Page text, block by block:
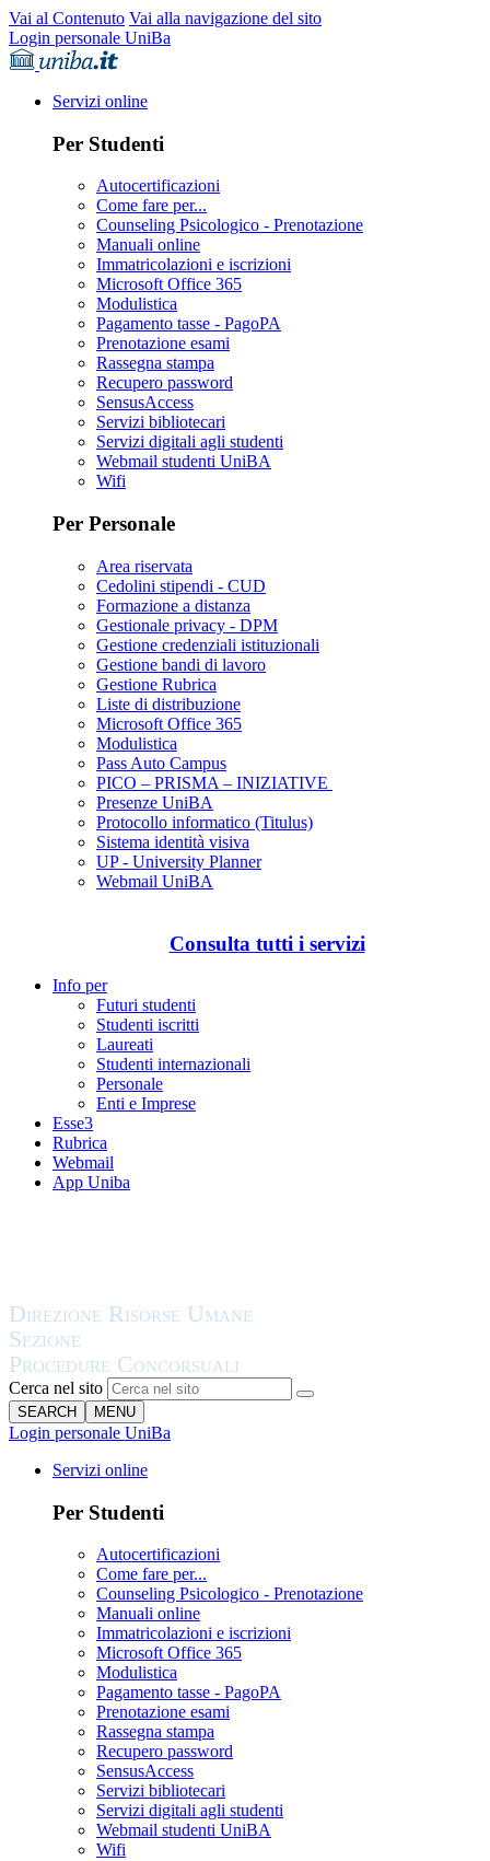
Vai al Contenuto Vai alla navigazione del sito
Login personale UniBa
Servizi online
Per Studenti
Autocertificazioni
Come fare per...
Counseling Psicologico - Prenotazione
Manuali online
Immatricolazioni e iscrizioni
Microsoft Office 365
Modulistica
Pagamento tasse - PagoPA
Prenotazione esami
Rassegna stampa
Recupero password
SensusAccess
Servizi bibliotecari
Servizi digitali agli studenti
Webmail studenti UniBA
Wifi
Per Personale
Area riservata
Cedolini stipendi - CUD
Formazione a distanza
Gestionale privacy - DPM
Gestione credenziali istituzionali
Gestione bandi di lavoro
Gestione Rubrica
Liste di distribuzione
Microsoft Office 365
Modulistica
Pass Auto Campus
PICO – PRISMA – INIZIATIVE
Presenze UniBA
Protocollo informatico (Titulus)
Sistema identità visiva
UP - University Planner
Webmail UniBA
Consulta tutti i servizi
Info per
Futuri studenti
Studenti iscritti
Laureati
Studenti internazionali
Personale
Enti e Imprese
Esse3
Rubrica
Webmail
App Uniba
Cerca nel sito
SEARCH MENU
Login personale UniBa
Servizi online
Per Studenti
Autocertificazioni
Come fare per...
Counseling Psicologico - Prenotazione
Manuali online
Immatricolazioni e iscrizioni
Microsoft Office 365
Modulistica
Pagamento tasse - PagoPA
Prenotazione esami
Rassegna stampa
Recupero password
SensusAccess
Servizi bibliotecari
Servizi digitali agli studenti
Webmail studenti UniBA
Wifi